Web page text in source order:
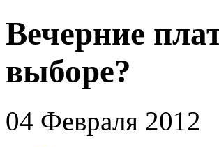
Вечерние
выборе?
04 Февраля 2012